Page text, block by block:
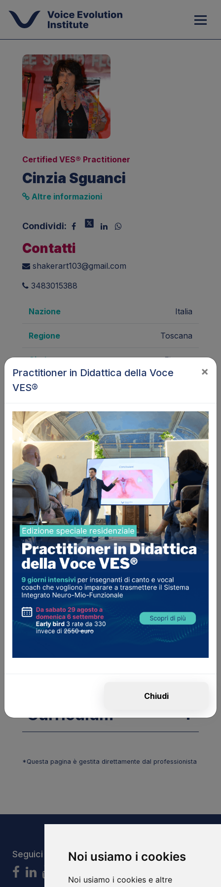
Noi usiamo i cookies
Noi usiamo i cookies e altre
Certified VES® Practitioner
Cinzia Sguanci
Altre informazioni
Condividi:
Contatti
shakerart103@gmail.com
3483015388
Nazione Italia
Regione Toscana
Città Firenze
Lingua
Cantante pop e jazz e insegnante di tecnica
vocale e stile, si occupa anche di ricerca del
repertorio e di arrangiamenti corali.
Direttrice del gruppo vocale "THE SHAKER
VOICE", costituito nel 2022.
Docente di cantoterapia e di uso della voce
con lo studio del movimento, in osmosi con le
emozioni, per la fruizione dell'energia
attraverso mantra orientali.
Vicepresidente delll'Associazione Culturale
SHAKERARTS, fondata nel 2019 per la
creazione di eventi musicali e culturali, con
l'intento di trasmettere la cultura musicale e
artistica a tutte le fasce di età e creare valore
con l'arte, rendendola fruibile con un
linguaggio semplice e immediato.
Curriculum
*Questa pagina è gestita direttamente dal professionista
Seguici
Practitioner in Didattica della Voce
VES®
×
Chiudi